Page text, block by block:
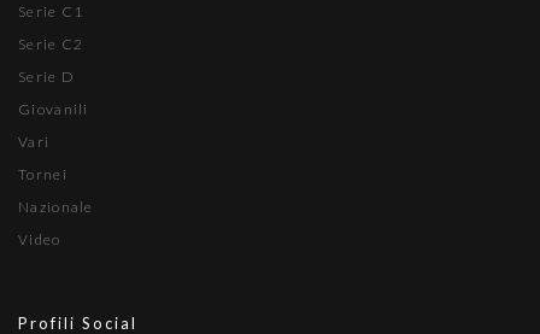
Serie C1
Serie C2
Serie D
Giovanili
Vari
Tornei
Nazionale
Video
Profili Social